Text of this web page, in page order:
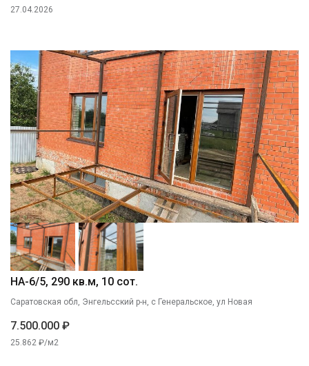
27.04.2026
НА-6/5, 290 кв.м, 10 сот.
Саратовская обл, Энгельсский р-н, с Генеральское, ул Новая
7.500.000 ₽
25.862 ₽/м2